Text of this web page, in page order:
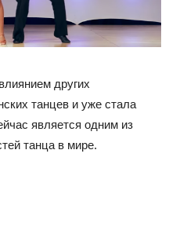
других
танцев и уже стала
является одним из
танца в мире.